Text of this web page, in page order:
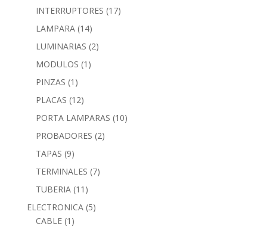
INTERRUPTORES (17)
LAMPARA (14)
LUMINARIAS (2)
MODULOS (1)
PINZAS (1)
PLACAS (12)
PORTA LAMPARAS (10)
PROBADORES (2)
TAPAS (9)
TERMINALES (7)
TUBERIA (11)
ELECTRONICA (5)
CABLE (1)